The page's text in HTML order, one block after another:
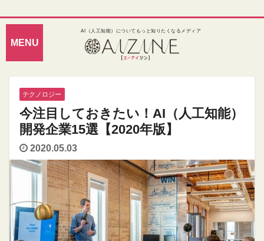
AI（人工知能）についてもっと知りたくなるメディア
テクノロジー
今注目しておきたい！AI（人工知能）
開発企業15選【2020年版】
2020.05.03